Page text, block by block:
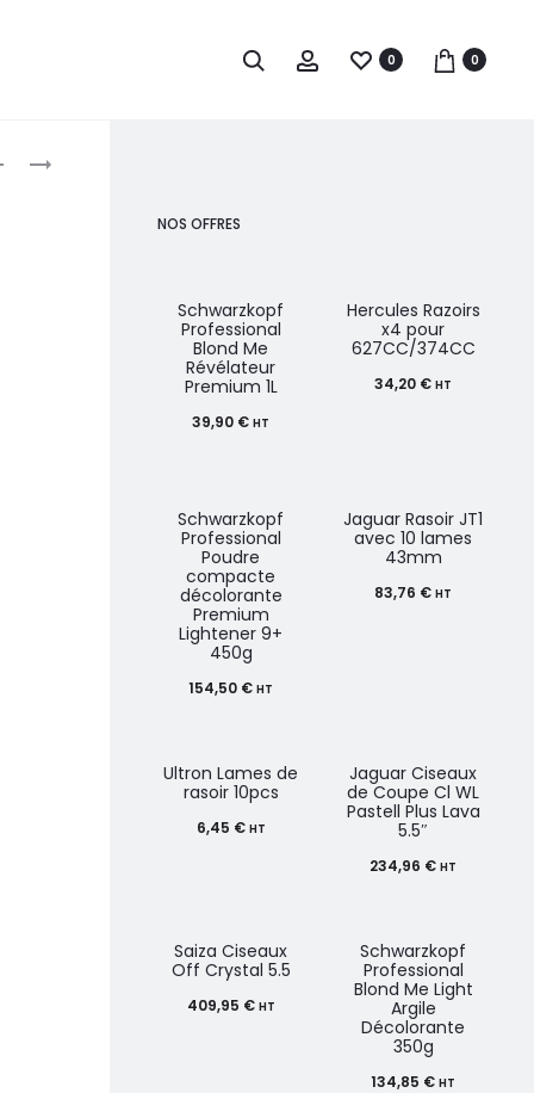
0 0
CLEAN
CLEAN
NOS OFFRES
Schwarzkopf
Professional
Blond Me
Révélateur
Premium 1L
39,90 € HT
Hercules Razoirs
x4 pour
627CC/374CC
34,20 € HT
Schwarzkopf
Professional
Poudre
compacte
décolorante
Premium
Lightener 9+
450g
154,50 € HT
Jaguar Rasoir JT1
avec 10 lames
43mm
83,76 € HT
Ultron Lames de
rasoir 10pcs
6,45 € HT
Jaguar Ciseaux
de Coupe Cl WL
Pastell Plus Lava
5.5″
234,96 € HT
Saiza Ciseaux
Off Crystal 5.5
409,95 € HT
Schwarzkopf
Professional
Blond Me Light
Argile
Décolorante
350g
134,85 € HT